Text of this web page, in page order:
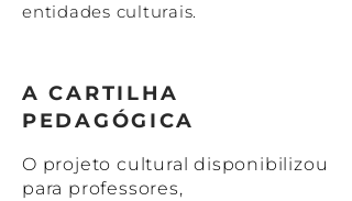
entidades culturais.
A CARTILHA
PEDAGÓGICA
O projeto cultural disponibilizou
para professores,